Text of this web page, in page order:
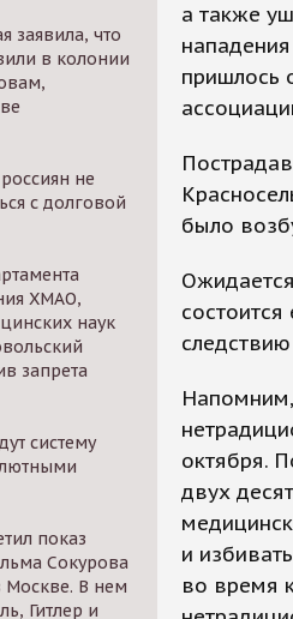
заявила, что
в колонии
не
с долговой
ХМАО,
наук
запрета
систему
показ
Сокурова
Москве. В нем
Гитлер и
а также
пришлось
было
октября.
двух
и
во время